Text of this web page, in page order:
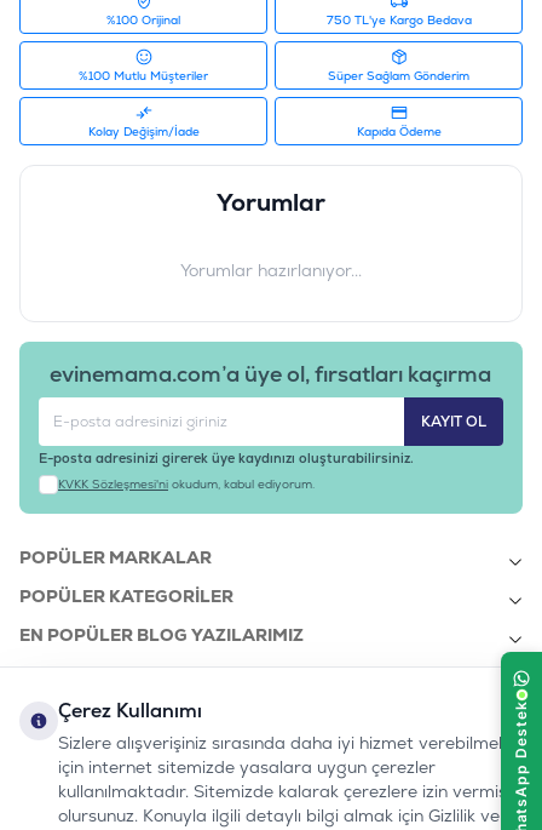
%100 Orijinal 750 TL'ye Kargo Bedava
%100 Mutlu Müşteriler Süper Sağlam Gönderim
Kolay Değişim/İade Kapıda Ödeme
Yorumlar
Yorumlar hazırlanıyor...
evinemama.com’a üye ol, fırsatları kaçırma
KAYIT OL
E-posta adresinizi girerek üye kaydınızı oluşturabilirsiniz.
KVKK Sözleşmesi'ni okudum, kabul ediyorum.
POPÜLER MARKALAR
POPÜLER KATEGORILER
EN POPÜLER BLOG YAZILARIMIZ
KURUMSAL
bizi takip edin:
0232 7000 212
Çerez Kullanımı
Sizlere alışverişiniz sırasında daha iyi hizmet verebilmek
için internet sitemizde yasalara uygun çerezler
kullanılmaktadır. Sitemizde kalarak çerezlere izin vermiş
olursunuz. Konuyla ilgili detaylı bilgi almak için Gizlilik ve